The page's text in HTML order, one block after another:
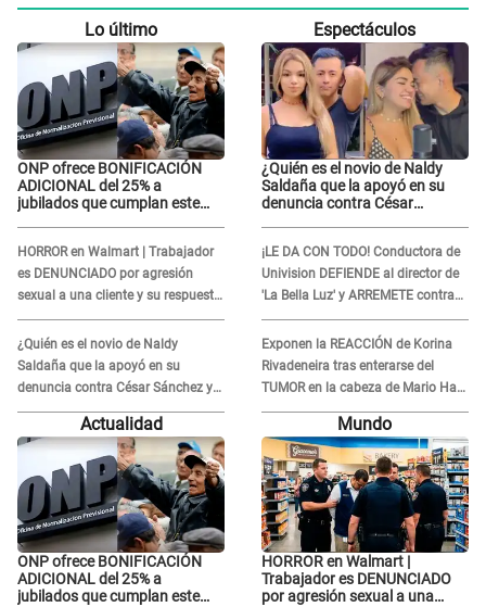
Lo último
ONP ofrece BONIFICACIÓN
ADICIONAL del 25% a
jubilados que cumplan este
HORROR en Walmart | Trabajador
es DENUNCIADO por agresión
sexual a una cliente y su respuesta
INDIGNÓ A TODOS
¿Quién es el novio de Naldy
Saldaña que la apoyó en su
denuncia contra César Sánchez y
confrontó al dueño de 'La Bella
Espectáculos
¿Quién es el novio de Naldy
Saldaña que la apoyó en su
denuncia contra César
¡LE DA CON TODO! Conductora de
Univision DEFIENDE al director de
'La Bella Luz' y ARREMETE contra
Naldy Saldaña: “Muchas
amantes...”
Exponen la REACCIÓN de Korina
Rivadeneira tras enterarse del
TUMOR en la cabeza de Mario Hart:
"Ella estaba muy..."
Actualidad
ONP ofrece BONIFICACIÓN
ADICIONAL del 25% a
jubilados que cumplan este
Mundo
HORROR en Walmart |
Trabajador es DENUNCIADO
por agresión sexual a una